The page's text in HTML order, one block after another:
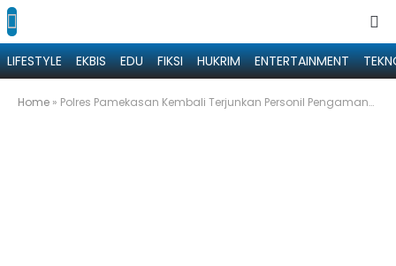
LIFESTYLE EKBIS EDU FIKSI HUKRIM ENTERTAINMENT
Home » Polres Pamekasan Kembali Terjunkan Personil Pengamanan Pilkades Serentak di Bangkalan